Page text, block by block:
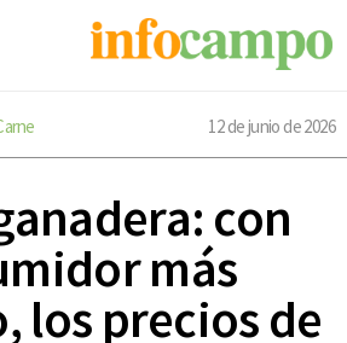
12 de junio de 2026
con
más
los precios de